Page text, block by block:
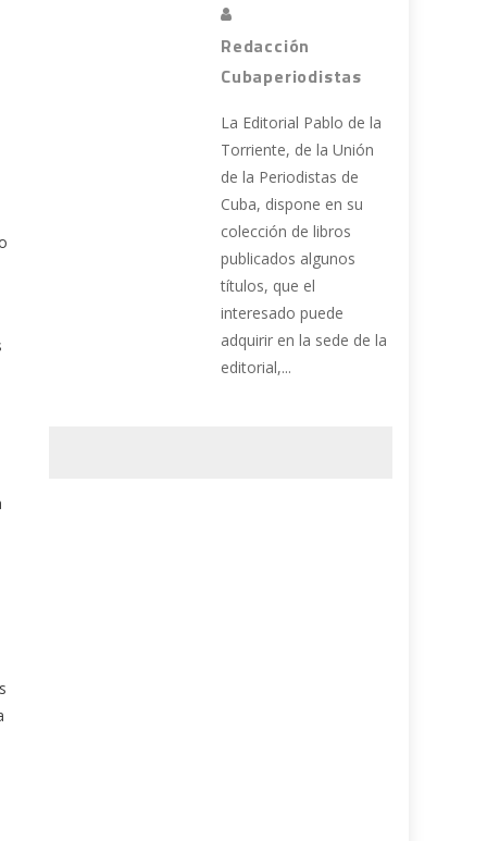
Redacción
Cubaperiodistas
La Editorial Pablo de la
Torriente, de la Unión
de la Periodistas de
Cuba, dispone en su
colección de libros
publicados algunos
títulos, que el
interesado puede
adquirir en la sede de la
editorial,...